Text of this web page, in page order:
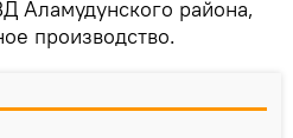
Аламудунского района,
производство.